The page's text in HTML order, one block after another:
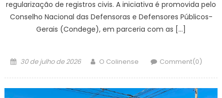
regularização de registros civis. A iniciativa é promovida pelo
Conselho Nacional das Defensoras e Defensores Públicos-
Gerais (Condege), em parceria com as […]
Posted
30 de julho de 2026 Author
O Colinense Comment(0)